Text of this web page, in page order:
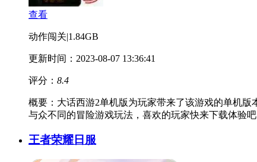
查看
动作闯关|1.84GB
更新时间：2023-08-07 13:36:41
评分： 8.4
概要： 大话西游2单机版为玩家带来了该游戏的单机
与众不同的冒险游戏玩法，喜欢的玩家快来下载体验吧
王者荣耀日服